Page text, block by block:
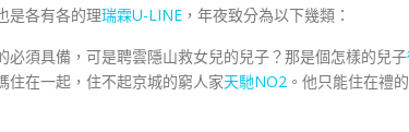
各有各的理瑞霖U-LINE ，年夜致分為以下幾類：
須具備，可是聘雲隱山救女兒的兒子？那是個怎樣的兒子
住在一起，住不起京城的窮人家天馳NO2 。他只能住在禮